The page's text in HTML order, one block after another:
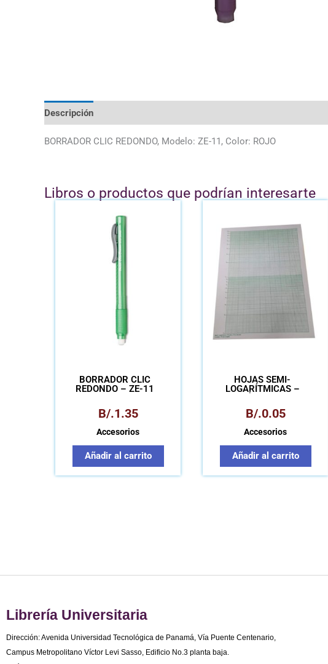
Descripción
BORRADOR CLIC REDONDO, Modelo: ZE-11, Color: ROJO
Libros o productos que podrían interesarte
BORRADOR CLIC
REDONDO – ZE-11
B/.1.35
Accesorios
Añadir al carrito
HOJAS SEMI-
LOGARÍTMICAS –
B/.0.05
Accesorios
Añadir al carrito
Librería Universitaria
Dirección: Avenida Universidad Tecnológica de Panamá, Vía Puente Centenario,
Campus Metropolitano Víctor Levi Sasso, Edificio No.3 planta baja.